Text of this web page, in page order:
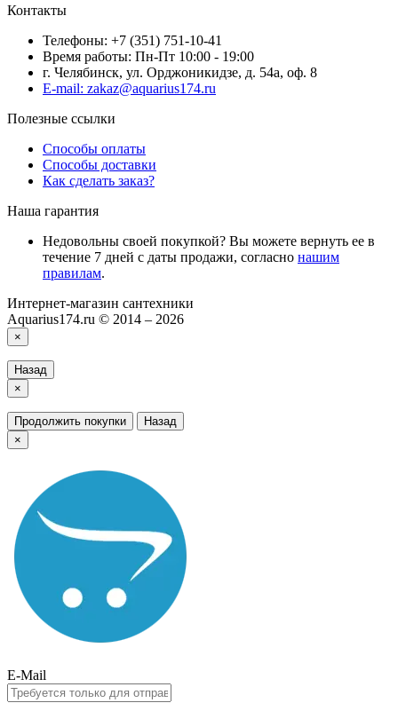
Контакты
Телефоны: +7 (351) 751-10-41
Время работы: Пн-Пт 10:00 - 19:00
г. Челябинск, ул. Орджоникидзе, д. 54а, оф. 8
E-mail: zakaz@aquarius174.ru
Полезные ссылки
Способы оплаты
Способы доставки
Как сделать заказ?
Наша гарантия
Недовольны своей покупкой? Вы можете вернуть ее в
течение 7 дней с даты продажи, согласно нашим
правилам.
Интернет-магазин сантехники
Aquarius174.ru © 2014 – 2026
×
Назад
×
Продолжить покупки
Назад
×
E-Mail